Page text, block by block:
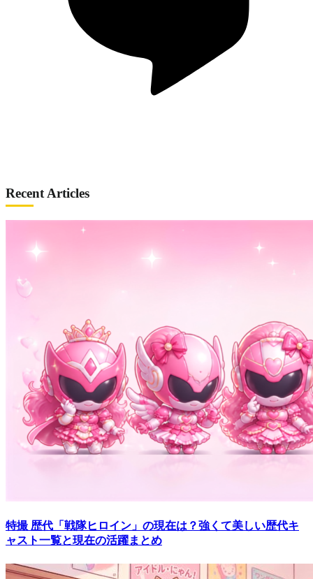
Recent Articles
特撮 歴代「戦隊ヒロイン」の現在は？強くて美しい歴代キ
ャスト一覧と現在の活躍まとめ